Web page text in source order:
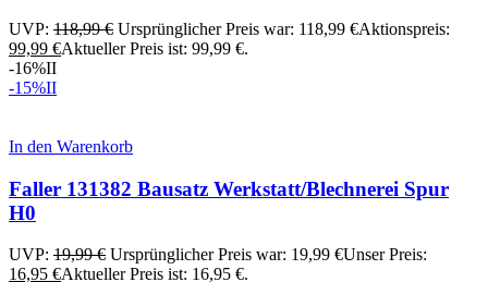
UVP: 118,99€ Ursprünglicher Preis war: 118,99 €Aktionspreis:
99,99 €Aktueller Preis ist: 99,99 €.
-16%II
-15%II
In den Warenkorb
Faller 131382 Bausatz Werkstatt/Blechnerei Spur
H0
UVP: 19,99€ Ursprünglicher Preis war: 19,99 €Unser Preis:
16,95 €Aktueller Preis ist: 16,95 €.